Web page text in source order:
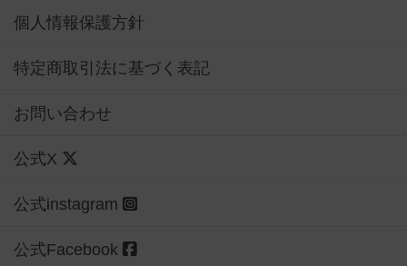
個人情報保護方針
特定商取引法に基づく表記
お問い合わせ
公式X
公式instagram
公式Facebook